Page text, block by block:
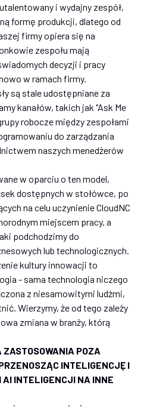
i wydajny zespół,
formę produkcji, dlatego od
firmy opiera się na
zespołu mają
decyzji i pracy
w ramach firmy.
są stale udostępniane za
kanałów, takich jak "Ask Me
robocze między zespołami
do zarządzania
naszych menedżerów
w oparciu o ten model,
dostępnych w stołówce, po
na celu uczynienie CloudNC
miejscem pracy, a
podchodzimy do
lub technologicznych.
kultury innowacji to
- sama technologia niczego
z niesamowitymi ludźmi,
Wierzymy, że od tego zależy
zmiana w branży, którą
ZASTOSOWANIA POZA
INTELIGENCJĘ I
AI INTELIGENCJI NA INNE